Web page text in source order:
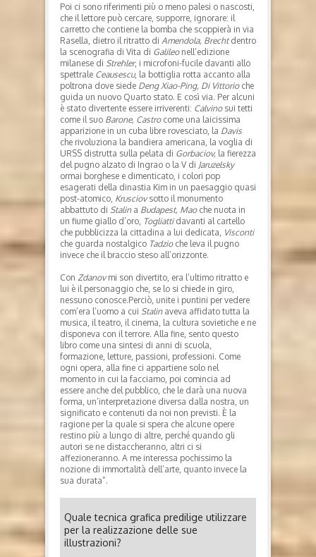
Poi ci sono riferimenti più o meno palesi o nascosti,
che il lettore può cercare, supporre, ignorare: il
carretto che contiene la bomba che scoppierà in via
Rasella, dietro il ritratto di Amendola, Brechtdentro
la scenografia di Vita di Galileonell’edizione
milanese di Strehler, i microfoni-fucile davanti allo
spettrale Ceausescu, la bottiglia rotta accanto alla
poltrona dove siede Deng Xiao-Ping, Di Vittorioche
guida un nuovo Quarto stato. E così via. Per alcuni
è stato divertente essere irriverenti: Calvinosui tetti
come il suo Barone, Castrocome una laicissima
apparizione in un cuba libre rovesciato, la Davis
che rivoluziona la bandiera americana, la voglia di
URSS distrutta sulla pelata di Gorbaciov, la fierezza
del pugno alzato di Ingrao o la V di Jaruzelsky
ormai borghese e dimenticato, i colori pop
esagerati della dinastia Kim in un paesaggio quasi
post-atomico, Krusciovsotto il monumento
abbattuto di Stalin a Budapest, Maoche nuota in
un fiume giallo d’oro, Togliatti davanti al cartello
che pubblicizza la cittadina a lui dedicata, Visconti
che guarda nostalgico Tadzioche leva il pugno
invece che il braccio steso all’orizzonte.
Con Zdanovmi son divertito, era l’ultimo ritratto e
lui è il personaggio che, se lo si chiede in giro,
nessuno conosce.Perciò, unite i puntini per vedere
com’era l’uomo a cui Stalinaveva affidato tutta la
musica, il teatro, il cinema, la cultura sovietiche e ne
disponeva con il terrore. Alla fine, sento questo
libro come una sintesi di anni di scuola,
formazione, letture, passioni, professioni. Come
ogni opera, alla fine ci appartiene solo nel
momento in cui la facciamo, poi comincia ad
essere anche del pubblico, che le darà una nuova
forma, un’interpretazione diversa dalla nostra, un
significato e contenuti da noi non previsti. È la
ragione per la quale si spera che alcune opere
restino più a lungo di altre, perché quando gli
autori se ne distaccheranno, altri ci si
affezioneranno. A me interessa pochissimo la
nozione di immortalità dell’arte, quanto invece la
sua durata”.
Quale tecnica grafica predilige utilizzare
per la realizzazione delle sue
illustrazioni?